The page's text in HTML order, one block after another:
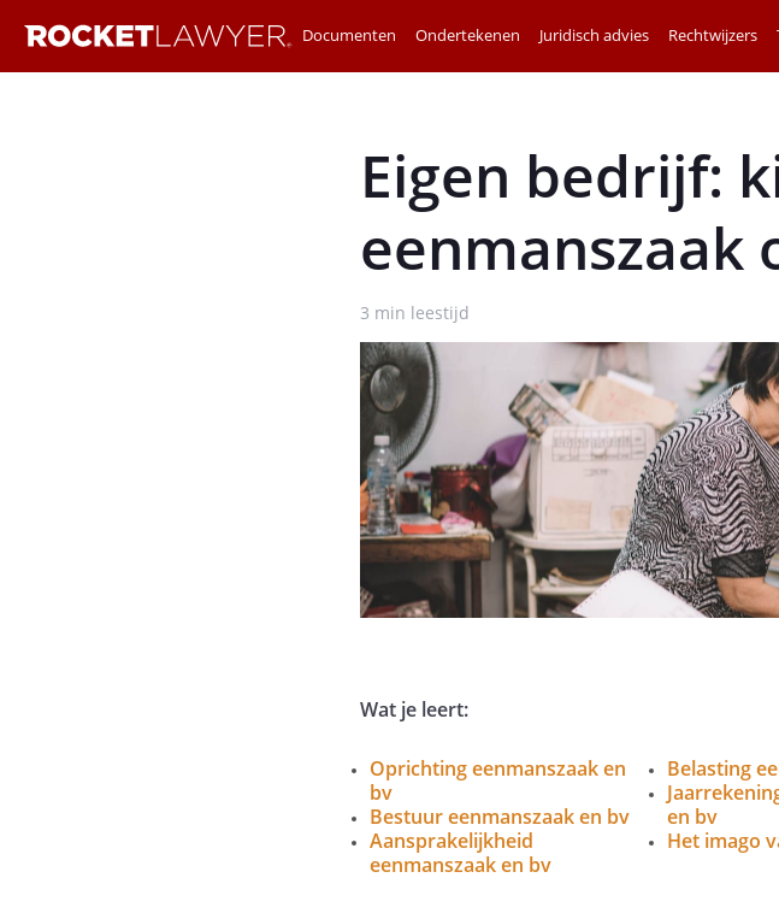
Documenten Ondertekenen Juridisch advies Rechtwijzers
Eigen bedrijf:
eenmanszaak
3 min leestijd
Wat je leert:
Oprichting eenmanszaak en
bv
Bestuur eenmanszaak en bv
Aansprakelijkheid
eenmanszaak en bv
Belasting
en bv
Het imago